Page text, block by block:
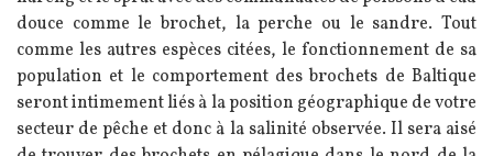
douce comme le brochet, la perche ou le sandre. Tout
comme les autres espèces citées, le fonctionnement de sa
population et le comportement des brochets de Baltique
seront intimement liés à la position géographique de votre
secteur de pêche et donc à la salinité observée. Il sera aisé